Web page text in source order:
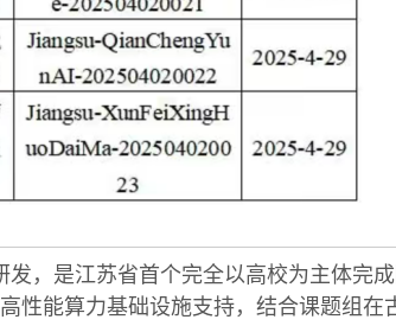
，是江苏省首个完全以高校为主体完
性能算力基础设施支持，结合课题组在